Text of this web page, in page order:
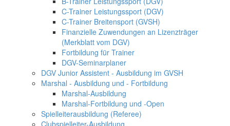
C-Trainer Leistungssport (DGV)
C-Trainer Breitensport (GVSH)
Finanzielle Zuwendungen an Lizenzträger
(Merkblatt vom DGV)
Fortbildung für Trainer
DGV-Seminarplaner
DGV Junior Assistent - Ausbildung im GVSH
Marshal - Ausbildung und - Fortbildung
Marshal-Ausbildung
Marshal-Fortbildung und -Open
Spielleiterausbildung (Referee)
Clubspielleiter-Ausbildung